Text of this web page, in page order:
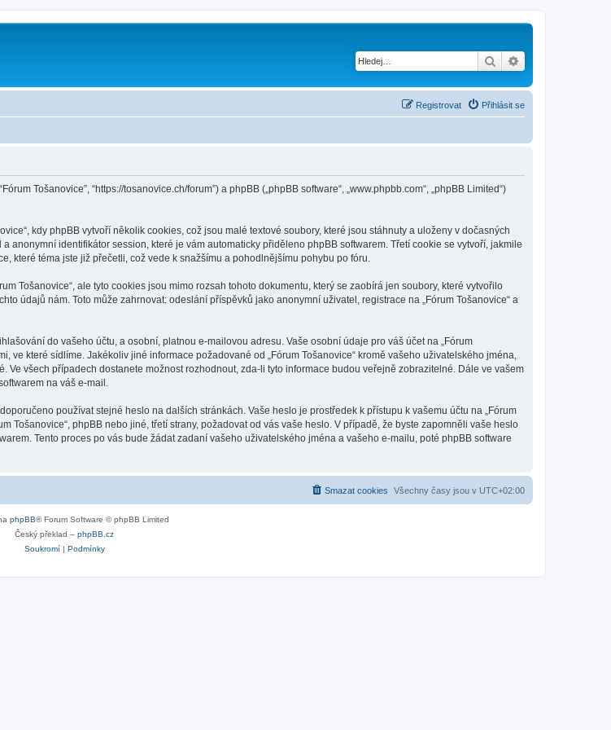
Hledat
Přihlásit se
Registrovat
Tošanovice”, “https://tosanovice.ch/forum”) a phpBB („phpBB software“, „www.phpbb.com“, „phpBB Limited“)
kdy phpBB vytvoří několik cookies, což jsou malé textové soubory, které jsou stáhnuty a uloženy v dočasných
identifikátor session, které je vám automaticky přiděleno phpBB softwarem. Třetí cookie se vytvoří, jakmile
které téma jste již přečetli, což vede k snažšímu a pohodlnějšímu pohybu po fóru.
Tošanovice“, ale tyto cookies jsou mimo rozsah tohoto dokumentu, který se zaobírá jen soubory, které vytvořilo
údajů nám. Toto může zahrnovat: odeslání příspěvků jako anonymní uživatel, registrace na „Fórum Tošanovice“ a
do vašeho účtu, a osobní, platnou e-mailovou adresu. Vaše osobní údaje pro váš účet na „Fórum
které sídlíme. Jakékoliv jiné informace požadované od „Fórum Tošanovice“ kromě vašeho uživatelského jména,
všech případech dostanete možnost rozhodnout, zda-li tyto informace budou veřejně zobrazitelné. Dále ve vašem
na váš e-mail.
používat stejné heslo na dalších stránkách. Vaše heslo je prostředek k přístupu k vašemu účtu na „Fórum
Tošanovice“, phpBB nebo jiné, třetí strany, požadovat od vás vaše heslo. V případě, že byste zapomněli vaše heslo
Tento proces po vás bude žádat zadaní vašeho uživatelského jména a vašeho e-mailu, poté phpBB software
Všechny časy jsou v UTC+02:00
Smazat cookies
phpBB® Forum Software © phpBB Limited
Český překlad – phpBB.cz
Soukromí| Podmínky